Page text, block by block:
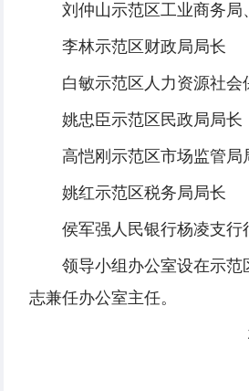
刘仲山示范区工业商务局
李林示范区财政局局长
白敏示范区人力资源社会
姚忠臣示范区民政局局长
高恺刚 示范区市场监管局
姚红示范区税务局局长
侯军强 人民银行杨凌支行
领导小组办公室设在示范
志兼任办公室主任。